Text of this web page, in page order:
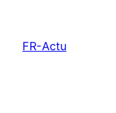
contenu
FR-Actu